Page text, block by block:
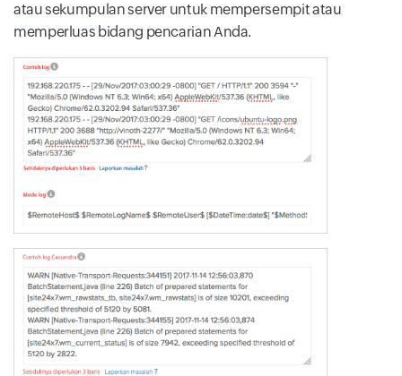
atau sekumpulan server untuk mempersempit atau
memperluas bidang pencarian Anda.